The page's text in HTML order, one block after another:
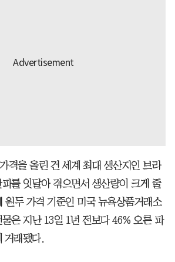
격을 올린 건 세계 최대 생산지인 브라
를 잇달아 겪으면서 생산량이 크게 줄
원두 가격 기준인 미국 뉴욕상품거래소
은 지난 13일 1년 전보다 46% 오른 파
거래됐다.